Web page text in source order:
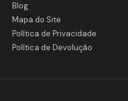
Blog
Mapa do Site
Política de Privacidade
Política de Devolução